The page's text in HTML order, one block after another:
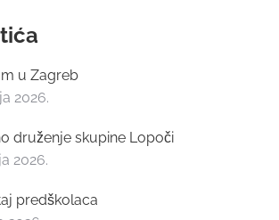
u Zagreb
2026.
druženje skupine Lopoči
2026.
predškolaca